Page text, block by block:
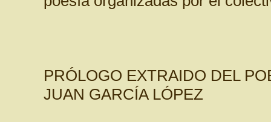
PRÓLOGO EXTRAIDO DEL
JUAN GARCÍA LÓPEZ